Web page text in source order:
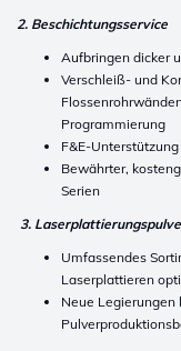
2. Beschichtungsservice
Aufbringen dicker
Verschleiß- und
Programmierung
F&E-
Bewährter,
Serien
3.
Umfassendes
Laserplattieren
Neue Legierungen